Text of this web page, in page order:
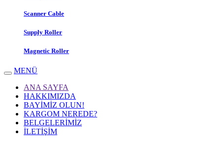
Scanner Cable
Supply Roller
Magnetic Roller
MENÜ
ANA SAYFA
HAKKIMIZDA
BAYİMİZ OLUN!
KARGOM NEREDE?
BELGELERİMİZ
İLETİŞİM